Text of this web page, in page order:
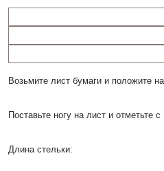
Возьмите лист бумаги и положите
Поставьте ногу на лист и
Длина стельки: